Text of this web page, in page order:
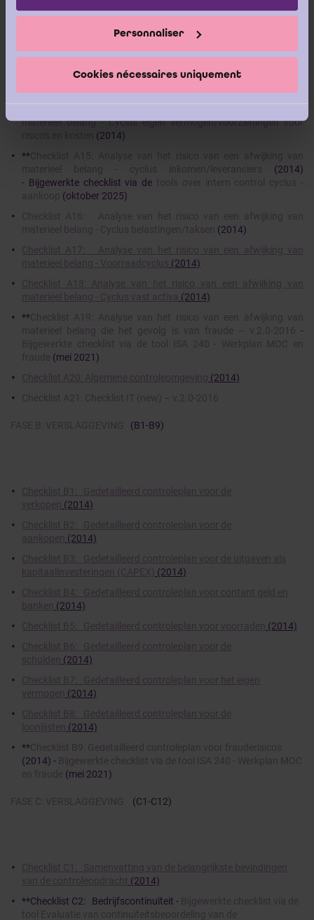
Personnaliser
Cookies nécessaires uniquement
materieel belang - Cyclus van overige chulden/overige
Checklist A13: Analyse van het risico van een afwijking van
(2014) - Bijgewerkte
checklist via detools over intern control cyclus - aankoop
materieel belang - Cyclus eigen vermogen/voorzieningen voor
(2014)
** Checklist A15: Analyse van het risico van een afwijking van
materieel belang - cyclus inkomen/leveranciers
(2014)
- Bijgewerkte checklist via de tools over intern control cyclus -
aankoop (oktober 2025)
Checklist A16: Analyse van het risico van een afwijking van
materieel belang - Cyclus belastingen/taksen (2014)
Checklist A17: Analyse van het risico van een afwijking van
materieel belang - Voorraadcyclus (2014)
Checklist A18: Analyse van het risico van een afwijking van
materieel belang - Cyclus vast activa (2014)
**Checklist A19: Analyse van het risico van een afwijking van
materieel belang die het gevolg is van fraude – v.2.0-2016 -
Bijgewerkte checklist via de tool ISA 240 - Werkplan MOC en
fraude (mei 2021)
Checklist A20: Algemene controleomgeving (2014)
Checklist A21: Checklist IT (new) – v.2.0-2016
FASE B: VERSLAGGEVING (B1-B9)
Checklist B1: Gedetailleerd controleplan voor de
verkopen (2014)
Checklist B2: Gedetailleerd controleplan voor de
aankopen (2014)
Checklist B3: Gedetailleerd controleplan voor de uitgaven als
kapitaalinvesteringen (CAPEX) (2014)
Checklist B4: Gedetailleerd controleplan voor contant geld en
banken (2014)
Checklist B5: Gedetailleerd controleplan voor voorraden (2014)
Checklist B6: Gedetailleerd controleplan voor de
schulden (2014)
Checklist B7: Gedetailleerd controleplan voor het eigen
vermogen (2014)
Checklist B8: Gedetailleerd controleplan voor de
loonlijsten (2014)
**Checklist B9: Gedetailleerd controleplan voor frauderisico's
(2014) - Bijgewerkte checklist via de tool ISA 240 - Werkplan MOC
en fraude (mei 2021)
FASE C: VERSLAGGEVING (C1-C12)
Checklist C1: Samenvatting van de belangrijkste bevindingen
van de controleopdracht (2014)
**Checklist C2: Bedrijfscontinuïteit - Bijgewerkte checklist via de
tool Evaluatie van continuïteitsbeoordeling van de